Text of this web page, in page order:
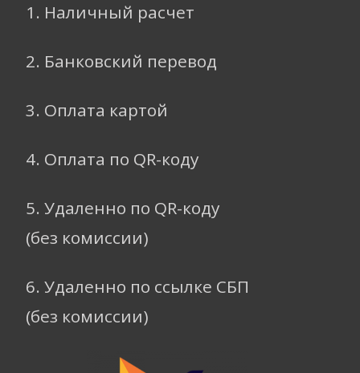
1. Наличный расчет
2. Банковский перевод
3. Оплата картой
4. Оплата по QR-коду
5. Удаленно по QR-коду
(без комиссии)
6. Удаленно по ссылке СБП
(без комиссии)